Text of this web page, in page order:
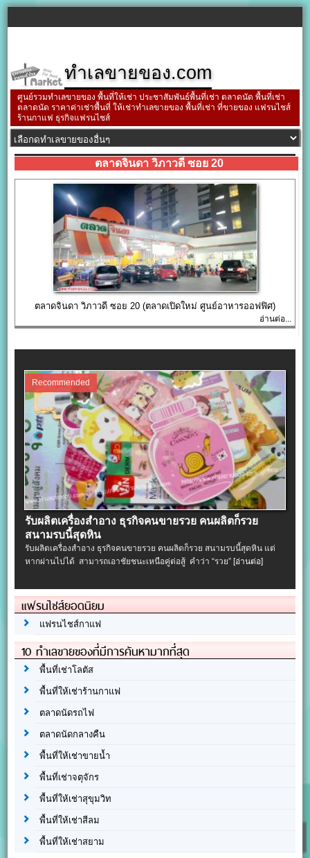
ทำเลขายของ.com
ศูนย์รวมทำเลขายของ พื้นที่ให้เช่า ประชาสัมพันธ์พื้นที่เช่า ตลาดนัด พื้นที่เช่า
ตลาดนัด ราคาค่าเช่าพื้นที่ ให้เช่าทำเลขายของ พื้นที่เช่า ที่ขายของ แฟรนไชส์
ร้านกาแฟ ธุรกิจแฟรนไชส์
ตลาดจินดา วิภาวดี ซอย 20
ตลาดจินดา วิภาวดี ซอย 20 (ตลาดเปิดใหม่ ศูนย์อาหารออฟฟิศ)
อ่านต่อ...
Recommended
รับผลิตเครื่องสําอาง ธุรกิจคนขายรวย คนผลิตก็รวย
สนามรบนี้สุดหิน
รับผลิตเครื่องสําอาง ธุรกิจคนขายรวย คนผลิตก็รวย สนามรบนี้สุดหิน แต่
หากผ่านไปได้ สามารถเอาชัยชนะเหนือคู่ต่อสู้ คำว่า “รวย”[อ่านต่อ]
แฟรนไชส์ยอดนิยม
แฟรนไชส์กาแฟ
10 ทำเลขายของที่มีการค้นหามากที่สุด
พื้นที่เช่าโลตัส
พื้นที่ให้เช่าร้านกาแฟ
ตลาดนัดรถไฟ
ตลาดนัดกลางคืน
พื้นที่ให้เช่าขายน้ำ
พื้นที่เช่าจตุจักร
พื้นที่ให้เช่าสุขุมวิท
พื้นที่ให้เช่าสีลม
พื้นที่ให้เช่าสยาม